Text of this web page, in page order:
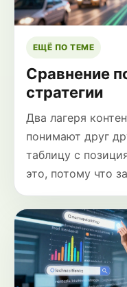
ЕЩЁ ПО ТЕМЕ
Сравнение
стратегии
Два лагеря
понимают друг
таблицу с
это, потому что